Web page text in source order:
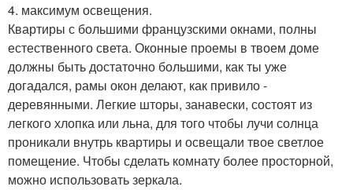
4. максимум освещения.
Квартиры с большими французскими окнами, полны
естественного света. Оконные проемы в твоем доме
должны быть достаточно большими, как ты уже
догадался, рамы окон делают, как привило -
деревянными. Легкие шторы, занавески, состоят из
легкого хлопка или льна, для того чтобы лучи солнца
проникали внутрь квартиры и освещали твое светлое
помещение. Чтобы сделать комнату более просторной,
можно использовать зеркала.